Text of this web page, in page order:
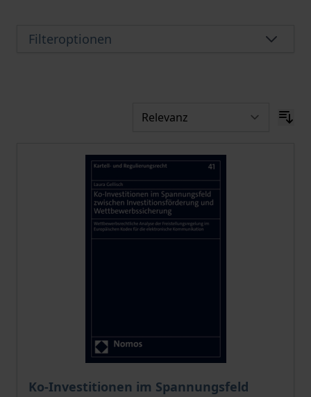
Filteroptionen
Ko-Investitionen im Spannungsfeld
Der Preis dieses Titels richtet sich nach der